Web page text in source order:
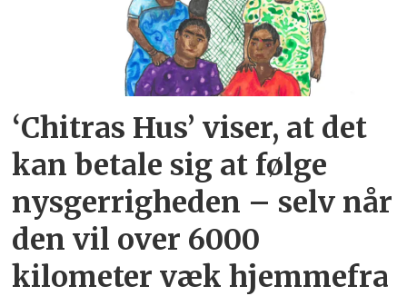
‘Chitras Hus’ viser, at det
kan betale sig at følge
nysgerrigheden – selv når
den vil over 6000
kilometer væk hjemmefra